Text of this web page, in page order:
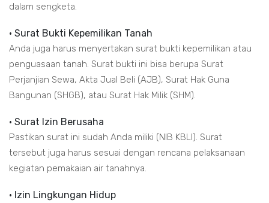
dalam sengketa.
• Surat Bukti Kepemilikan Tanah
Anda juga harus menyertakan surat bukti kepemilikan atau
penguasaan tanah. Surat bukti ini bisa berupa Surat
Perjanjian Sewa, Akta Jual Beli (AJB), Surat Hak Guna
Bangunan (SHGB), atau Surat Hak Milik (SHM).
• Surat Izin Berusaha
Pastikan surat ini sudah Anda miliki (NIB KBLI). Surat
tersebut juga harus sesuai dengan rencana pelaksanaan
kegiatan pemakaian air tanahnya.
• Izin Lingkungan Hidup